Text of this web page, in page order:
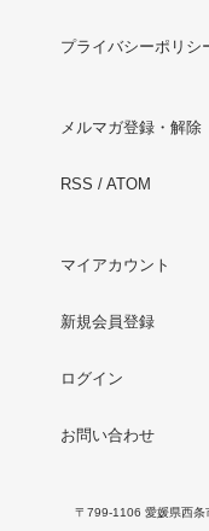
プライバシーポリシ
メルマガ登録・解除
RSS / ATOM
マイアカウント
新規会員登録
ログイン
お問い合わせ
〒799-1106 愛媛県西